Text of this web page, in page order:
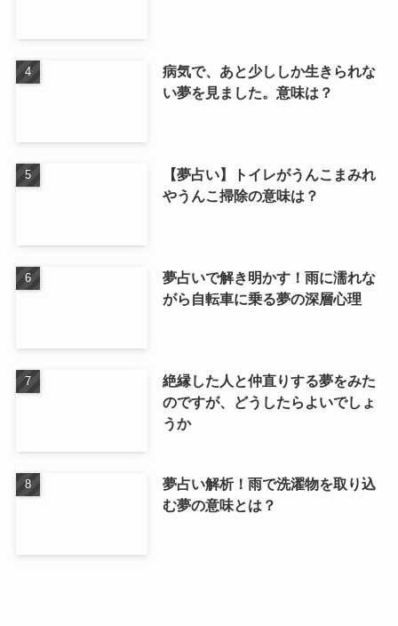
病気で、あと少ししか生きられな
い夢を見ました。意味は？
【夢占い】トイレがうんこまみれ
やうんこ掃除の意味は？
夢占いで解き明かす！雨に濡れな
がら自転車に乗る夢の深層心理
絶縁した人と仲直りする夢をみた
のですが、どうしたらよいでしょ
うか
夢占い解析！雨で洗濯物を取り込
む夢の意味とは？